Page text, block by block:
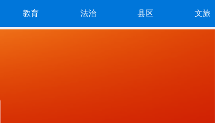
教育 法治 县区 文旅